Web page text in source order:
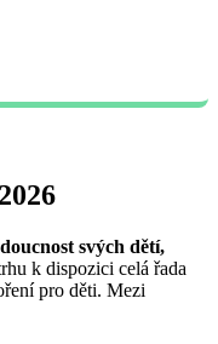
svých dětí,
k dispozici celá řada
pro děti. Mezi